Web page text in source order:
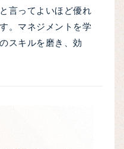
言ってよいほど優れ
。マネジメントを学
スキルを磨き、効